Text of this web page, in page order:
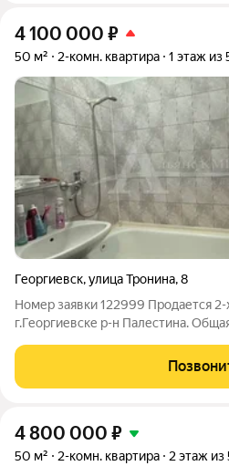
4 100 000 ₽
50 м² 2-комн. квартира 1 этаж из
Георгиевск,улица Тронина,8
Номер заявки 122999 Продается 2-
г.Георгиевске р-н Палестина.
изолированные. Вся
4 800 000 ₽
50 м² 2-комн. квартира 2 этаж из